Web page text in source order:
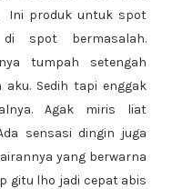
Ini produk untuk spot
spot bermasalah.
tumpah setengah
Sedih tapi enggak
Agak miris liat
sensasi dingin juga
yang berwarna
gitu lho jadi cepat abis